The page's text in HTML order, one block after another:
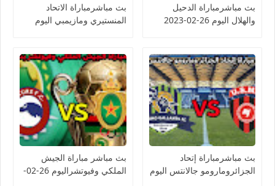
بث مباشرمباراة الدحيل
والهلال اليوم 26-02-2023
بث مباشرمباراة الاتحاد
المنستيري ومازيمبي اليوم
بث مباشرمباراة إتحاد
الجزائرومارومو جالانتس اليوم
بث مباشر مباراة الجيش
الملكي وفيوتشراليوم 26-02-